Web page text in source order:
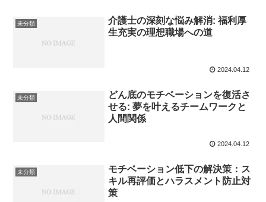
未分類
介護士の深刻な悩み解消: 福利厚
生充実の理想職場への道
2024.04.12
未分類
どん底のモチベーションを復活さ
せる: 夢を叶えるチームワークと
人間関係
2024.04.12
未分類
モチベーション低下の解決策：ス
キル再評価とハラスメント防止対
策